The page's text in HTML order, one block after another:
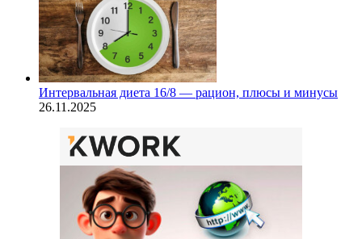
Интервальная диета 16/8 — рацион, плюсы и минусы
26.11.2025